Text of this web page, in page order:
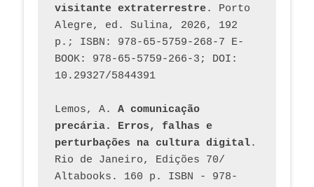
visitante extraterrestre. Porto
Alegre, ed. Sulina, 2026, 192
p.; ISBN: 978-65-5759-268-7 E-
BOOK: 978-65-5759-266-3; DOI:
10.29327/5844391
Lemos, A. A comunicação
precária. Erros, falhas e
perturbações na cultura digital.
Rio de Janeiro, Edições 70/
Altabooks. 160 p. ISBN - 978-